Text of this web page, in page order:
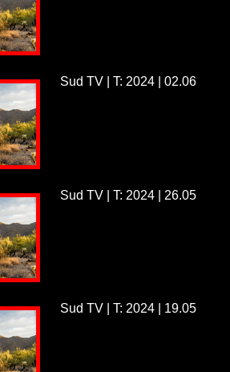
Sud TV | T: 2024 | 02.06
Sud TV | T: 2024 | 26.05
Sud TV | T: 2024 | 19.05